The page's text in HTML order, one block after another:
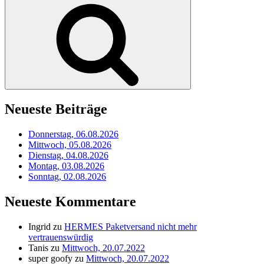
Neueste Beiträge
Donnerstag, 06.08.2026
Mittwoch, 05.08.2026
Dienstag, 04.08.2026
Montag, 03.08.2026
Sonntag, 02.08.2026
Neueste Kommentare
Ingrid zu HERMES Paketversand nicht mehr
vertrauenswürdig
Tanis zu Mittwoch, 20.07.2022
super goofy zu Mittwoch, 20.07.2022